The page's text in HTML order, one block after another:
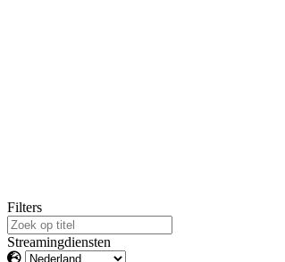
Filters
Streamingdiensten